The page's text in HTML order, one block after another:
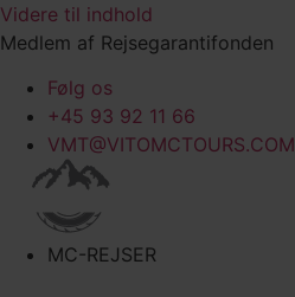
Videre til indhold
Medlem af Rejsegarantifonden
Følg os
+45 93 92 11 66
VMT@VITOMCTOURS.COM
MC-REJSER